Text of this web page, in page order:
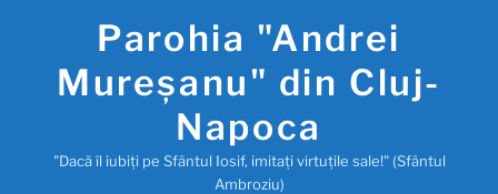
conținut
Parohia "Andrei
Mureşanu" din Cluj-
Napoca
"Dacă îl iubiţi pe Sfântul Iosif, imitaţi virtuţile sale!" (Sfântul
Ambroziu)